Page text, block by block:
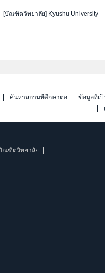
[บัณฑิตวิทยาลัย] Kyushu University
ค้นหาสถานที่ศึกษาต่อ ข้อมูลที่เ
ณฑิตวิทยาลัย